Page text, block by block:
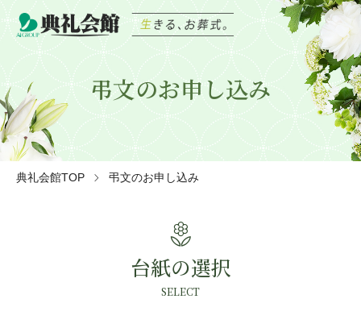
弔文のお申し込み
典礼会館TOP 弔文のお申し込み
local_florist
台紙の選択
SELECT